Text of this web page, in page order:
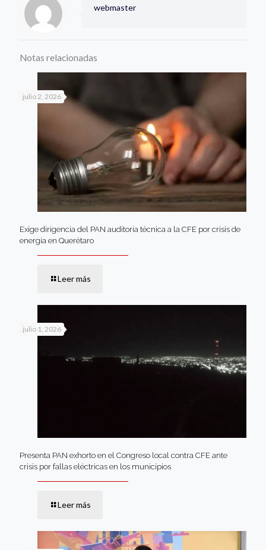
webmaster
Notas relacionadas
julio 2, 2026
Exige dirigencia del PAN auditoría técnica a la CFE por crisis de
energía en Querétaro
Leer más
julio 1, 2026
Presenta PAN exhorto en el Congreso local contra CFE ante
crisis por fallas eléctricas en los municipios
Leer más